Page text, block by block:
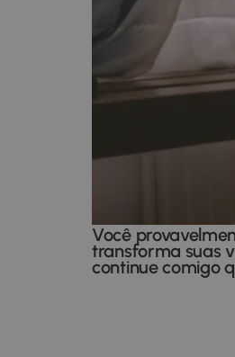
Você
transforma suas
continue comigo